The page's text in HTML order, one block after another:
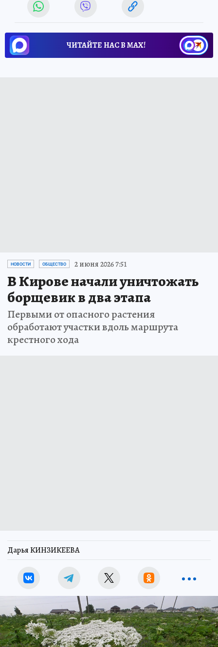
ЧИТАЙТЕ НАС В МАХ!
НОВОСТИ ОБЩЕСТВО 2 июня 2026 7:51
В Кирове начали уничтожать
борщевик в два этапа
Первыми от опасного растения
обработают участки вдоль маршрута
крестного хода
Дарья КИНЗИКЕЕВА